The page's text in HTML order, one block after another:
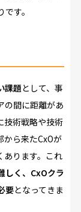
す。
課題として、事
の間に距離があ
技術戦略や技術
から来たCxOが
あります。これ
しく、CxOクラ
要となってきま